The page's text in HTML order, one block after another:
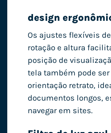
design
Os ajustes flexíveis
rotação e altura
posição de
tela também pode ser
orientação retrato,
documentos longos,
navegar em sites.